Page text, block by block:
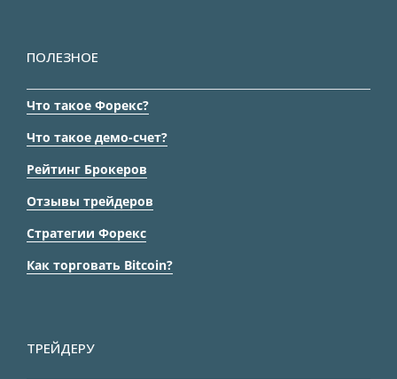
ПОЛЕЗНОЕ
Что такое Форекс?
Что такое демо-счет?
Рейтинг Брокеров
Отзывы трейдеров
Стратегии Форекс
Как торговать Bitcoin?
ТРЕЙДЕРУ